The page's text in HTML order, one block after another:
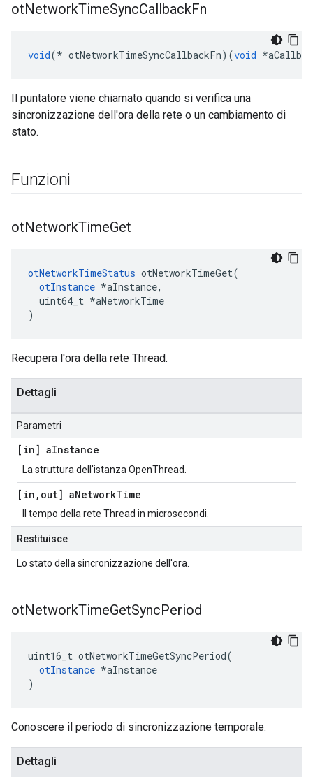
otNetworkTimeSyncCallbackFn
void(* otNetworkTimeSyncCallbackFn)(void *
Il puntatore viene chiamato quando si verifica una
sincronizzazione dell'ora della rete o un cambiamento di
stato.
Funzioni
otNetworkTimeGet
otNetworkTimeStatus otNetworkTimeGet(
otInstance *aInstance,
uint64_t *aNetworkTime
)
Recupera l'ora della rete Thread.
Dettagli
Parametri
[in] aInstance
La struttura dell'istanza OpenThread.
[in , out] aNetworkTime
Il tempo della rete Thread in microsecondi.
Restituisce
Lo stato della sincronizzazione dell'ora.
otNetworkTimeGetSyncPeriod
uint16_t otNetworkTimeGetSyncPeriod(
otInstance *aInstance
)
Conoscere il periodo di sincronizzazione temporale.
Dettagli